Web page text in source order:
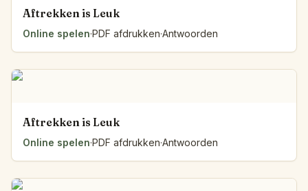
Aftrekken is Leuk
Online spelen·PDF afdrukken·Antwoorden
Aftrekken is Leuk
Online spelen·PDF afdrukken·Antwoorden